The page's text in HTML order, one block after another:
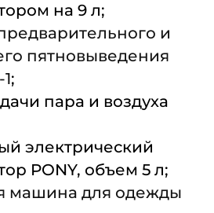
на 9 л;
и
пятновыведения
;
пара и воздуха
электрический
PONY, объем 5 л;
машина для одежды